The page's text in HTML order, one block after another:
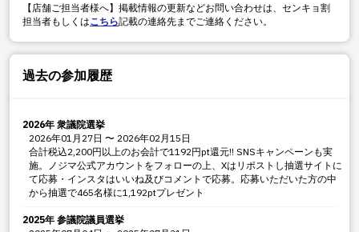
【店舗ご担当者様へ】掲載情報の更新などお問い合わせは、センキョ割
担当者もしくはこちら記載の連絡先までご連絡ください。
過去の参加履歴
2026年 衆議院選挙
2026年01月27日 〜 2026年02月15日
合計税込2,200円以上のお会計で1192円pt還元!! SNSキャンペーンも実
施。ノジマ公式アカウントをフォローの上、Xはリポストし抽選サイトに
て応募・インスタはいいね及びコメントで応募。応募いただいた方の中
から抽選で465名様に1,192ptプレゼント
2025年 参議院議員選挙